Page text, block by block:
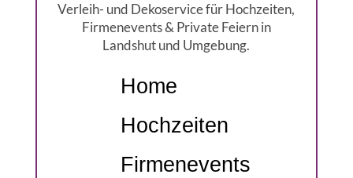
Verleih- und Dekoservice für Hochzeiten,
Firmenevents & Private Feiern in
Landshut und Umgebung.
Home
Hochzeiten
Firmenevents